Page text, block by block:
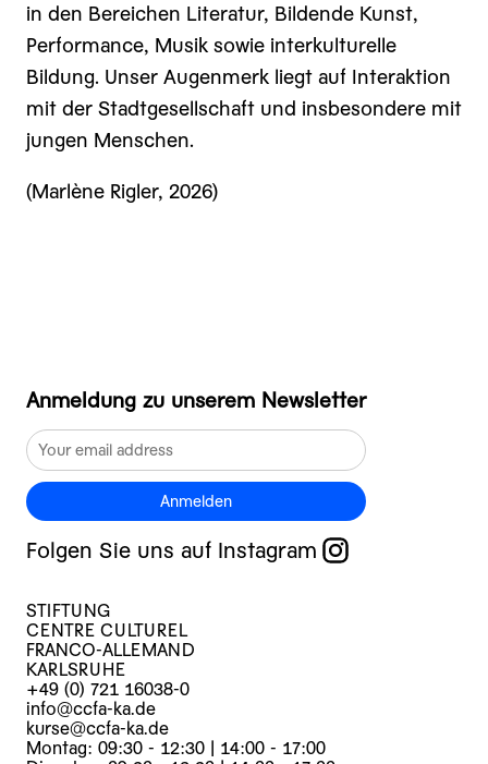
in den Bereichen Literatur, Bildende Kunst,
Performance, Musik sowie interkulturelle
Bildung. Unser Augenmerk liegt auf Interaktion
mit der Stadtgesellschaft und insbesondere mit
jungen Menschen.
(Marlène Rigler, 2026)
Anmeldung zu unserem Newsletter
Anmelden
Folgen Sie uns auf Instagram
STIFTUNG
CENTRE CULTUREL
FRANCO-ALLEMAND
KARLSRUHE
+49 (0) 721 16038-0
info@ccfa-ka.de
kurse@ccfa-ka.de
Montag: 09:30 - 12:30 | 14:00 - 17:00